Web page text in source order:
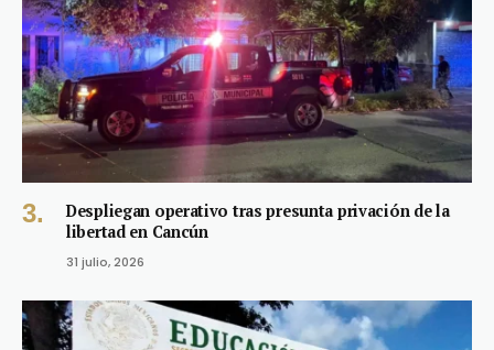
Despliegan operativo tras presunta privación de la
libertad en Cancún
31 julio, 2026